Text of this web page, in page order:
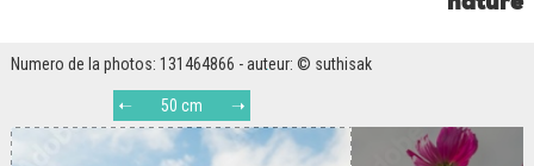
nature
Numero de la photos: 131464866 - auteur: © suthisak
50 cm